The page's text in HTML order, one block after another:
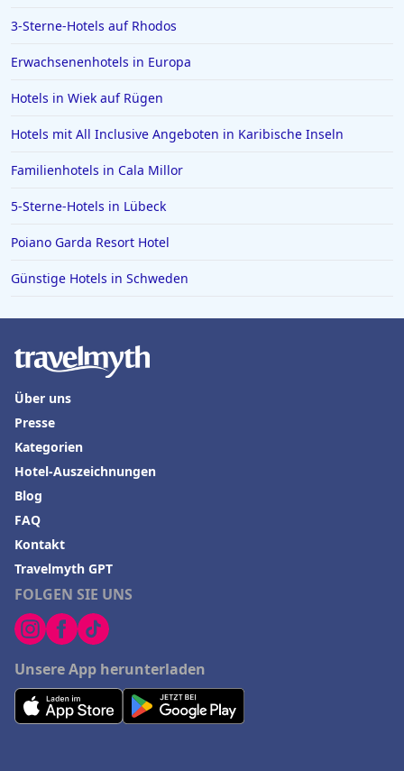
3-Sterne-Hotels auf Rhodos
Erwachsenenhotels in Europa
Hotels in Wiek auf Rügen
Hotels mit All Inclusive Angeboten in Karibische Inseln
Familienhotels in Cala Millor
5-Sterne-Hotels in Lübeck
Poiano Garda Resort Hotel
Günstige Hotels in Schweden
FOLGEN SIE UNS
Unsere App herunterladen
Über uns
Presse
Kategorien
Hotel-Auszeichnungen
Blog
FAQ
Kontakt
Travelmyth GPT